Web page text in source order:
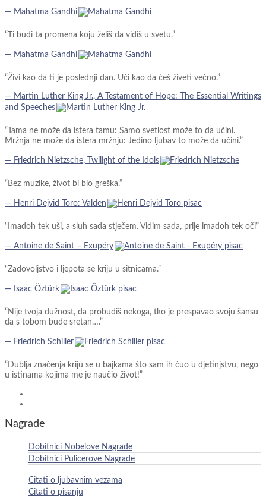
― Mahatma Gandhi
“Ti budi ta promena koju želiš da vidiš u svetu.”
― Mahatma Gandhi
“Živi kao da ti je poslednji dan. Uči kao da ćeš živeti večno.”
― Martin Luther King Jr., A Testament of Hope: The Essential Writings
and Speeches
“Tama ne može da istera tamu: Samo svetlost može to da učini.
Mržnja ne može da istera mržnju: Jedino ljubav to može da učini.”
― Friedrich Nietzsche, Twilight of the Idols
“Bez muzike, život bi bio greška.”
― Henri Dejvid Toro: Valden
“Imadoh tek uši, a sluh sada stječem. Vidim sada, prije imadoh tek oči”
― Antoine de Saint – Exupéry
“Zadovoljstvo i ljepota se kriju u sitnicama.”
― Isaac Öztürk
“Nije tvoja dužnost, da probudiš nekoga, tko je prespavao svoju šansu
da s tobom bude sretan….”
― Friedrich Schiller
“Dublja značenja kriju se u bajkama što sam ih čuo u djetinjstvu, nego
u istinama kojima me je naučio život!”
Nagrade
Dobitnici Nobelove Nagrade
Dobitnici Pulicerove Nagrade
Citati o ljubavnim vezama
Citati o pisanju